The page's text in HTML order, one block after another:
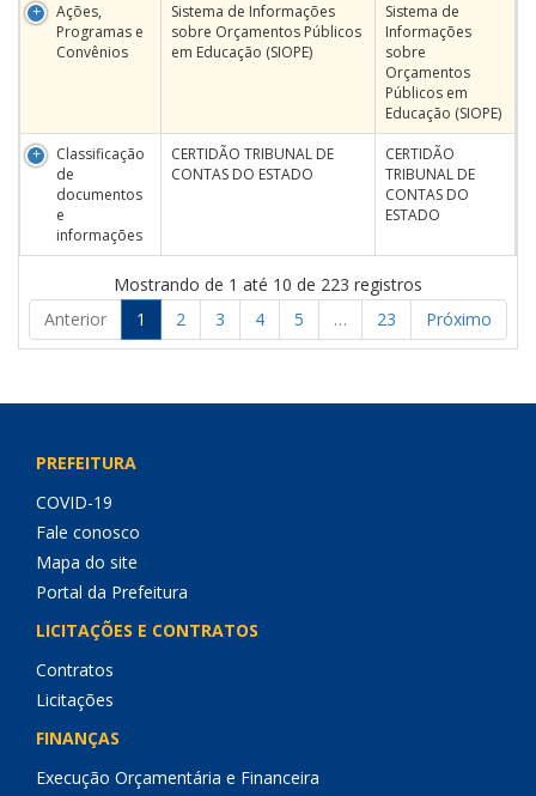
Ações,
Programas e
Convênios
Sistema de Informações
sobre Orçamentos Públicos
em Educação (SIOPE)
Sistema de
Informações
sobre
Orçamentos
Públicos em
Educação (SIOPE)
Classificação
de
documentos
e
informações
CERTIDÃO TRIBUNAL DE
CONTAS DO ESTADO
CERTIDÃO
TRIBUNAL DE
CONTAS DO
ESTADO
Mostrando de 1 até 10 de 223 registros
Anterior
1 2 3 4 5 … 23 Próximo
PREFEITURA
COVID-19
Fale conosco
Mapa do site
Portal da Prefeitura
LICITAÇÕES E CONTRATOS
Contratos
Licitações
FINANÇAS
Execução Orçamentária e Financeira